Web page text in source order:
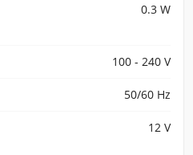
0.3 W
100 - 240 V
50/60 Hz
12 V